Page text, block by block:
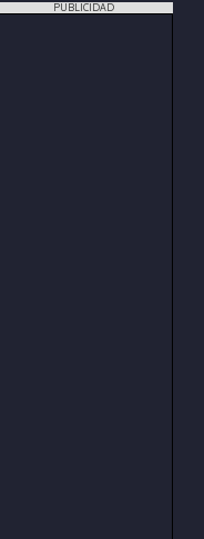
PUBLICIDAD